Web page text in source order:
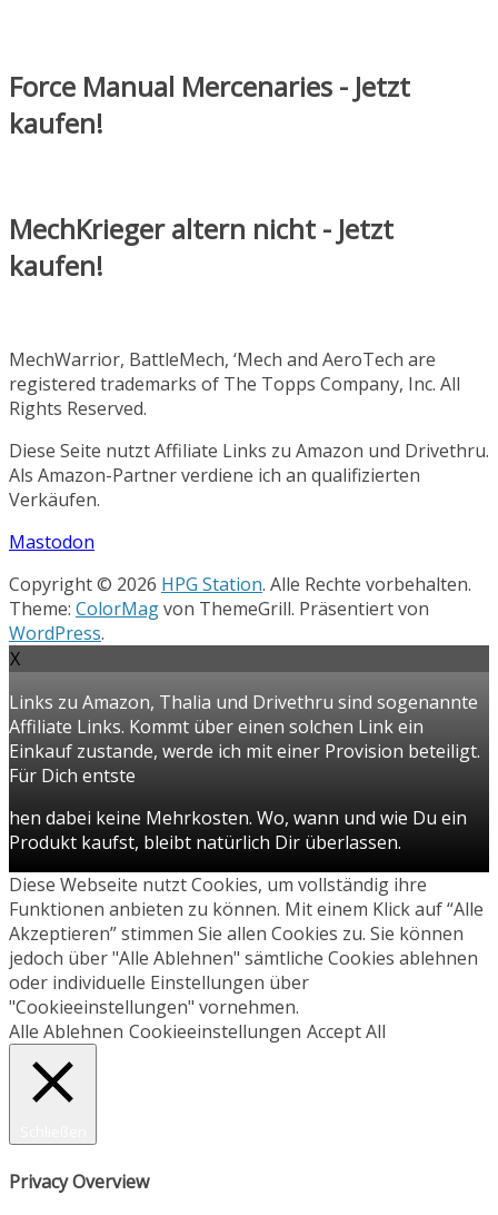
Force Manual Mercenaries - Jetzt
kaufen!
MechKrieger altern nicht - Jetzt
kaufen!
MechWarrior, BattleMech, ‘Mech and AeroTech are
registered trademarks of The Topps Company, Inc. All
Rights Reserved.
Diese Seite nutzt Affiliate Links zu Amazon und Drivethru.
Als Amazon-Partner verdiene ich an qualifizierten
Verkäufen.
Mastodon
Copyright © 2026 HPG Station. Alle Rechte vorbehalten.
Theme: ColorMagvon ThemeGrill. Präsentiert von
WordPress.
X
Links zu Amazon, Thalia und Drivethru sind sogenannte
Affiliate Links. Kommt über einen solchen Link ein
Einkauf zustande, werde ich mit einer Provision beteiligt.
Für Dich entste
hen dabei keine Mehrkosten. Wo, wann und wie Du ein
Produkt kaufst, bleibt natürlich Dir überlassen.
Diese Webseite nutzt Cookies, um vollständig ihre
Funktionen anbieten zu können. Mit einem Klick auf “Alle
Akzeptieren” stimmen Sie allen Cookies zu. Sie können
jedoch über "Alle Ablehnen" sämtliche Cookies ablehnen
oder individuelle Einstellungen über
"Cookieeinstellungen" vornehmen.
Alle Ablehnen Cookieeinstellungen Accept All
Privacy Overview